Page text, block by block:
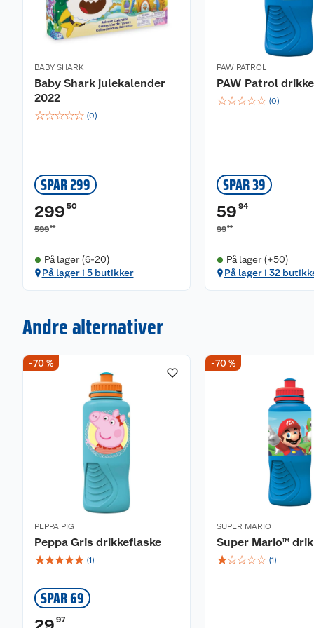
BABY SHARK
Baby Shark julekalender
2022
☆☆☆☆☆ (0)
SPAR 299
299 50
59900
På lager (6-20)
På lager i 5 butikker
PAW PATROL
PAW Patrol
☆☆☆☆☆ (0)
SPAR 39
59 94
9990
På lager (+50)
På lager i 32
Andre alternativer
-70 %
PEPPA PIG
Peppa Gris drikkeflaske
☆☆☆☆☆ (1)
SPAR 69
97
-70 %
SUPER MARIO
Super Mario™
☆☆☆☆☆ (1)